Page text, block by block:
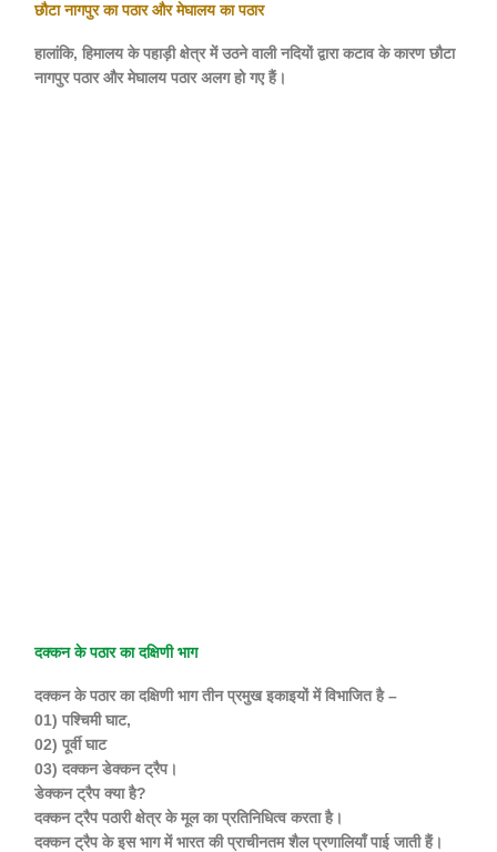
छौटा नागपुर का पठार और मेघालय का पठार
हालांकि, हिमालय के पहाड़ी क्षेत्र में उठने वाली नदियों द्वारा कटाव के कारण छौटा
नागपुर पठार और मेघालय पठार अलग हो गए हैं।
दक्कन के पठार का दक्षिणी भाग
दक्कन के पठार का दक्षिणी भाग तीन प्रमुख इकाइयों में विभाजित है –
01) पश्चिमी घाट,
02) पूर्वी घाट
03) दक्कन डेक्कन ट्रैप।
डेक्कन ट्रैप क्या है?
दक्कन ट्रैप पठारी क्षेत्र के मूल का प्रतिनिधित्व करता है।
दक्कन ट्रैप के इस भाग में भारत की प्राचीनतम शैल प्रणालियाँ पाई जाती हैं।